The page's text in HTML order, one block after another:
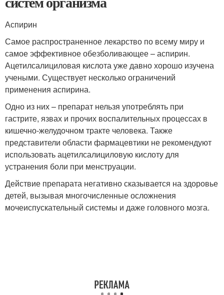
Аспирин
Самое распространенное лекарство по всему миру и
самое эффективное обезболивающее – аспирин.
Ацетилсалициловая кислота уже давно хорошо изучена
учеными. Существует несколько ограничений
применения аспирина.
Одно из них – препарат нельзя употреблять при
гастрите, язвах и прочих воспалительных процессах в
кишечно-желудочном тракте человека. Также
представители области фармацевтики не рекомендуют
использовать ацетилсалициловую кислоту для
устранения боли при менструации.
Действие препарата негативно сказывается на здоровье
детей, вызывая многочисленные осложнения
мочеиспускательный системы и даже головного мозга.